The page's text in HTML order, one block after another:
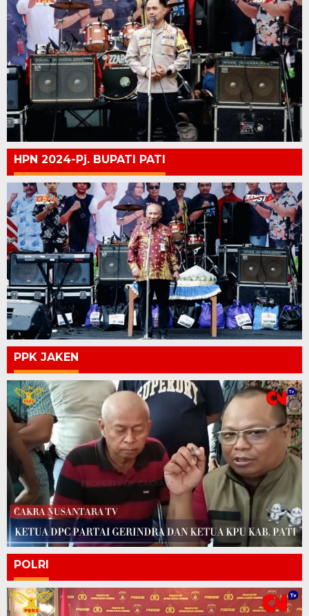
HPN 2024-Pj. BUPATI PATI
PPK JAKEN
POLRI